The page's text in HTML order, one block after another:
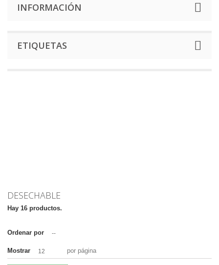
INFORMACIÓN
ETIQUETAS
DESECHABLE
Hay 16 productos.
Ordenar por --
Mostrar 12 por página